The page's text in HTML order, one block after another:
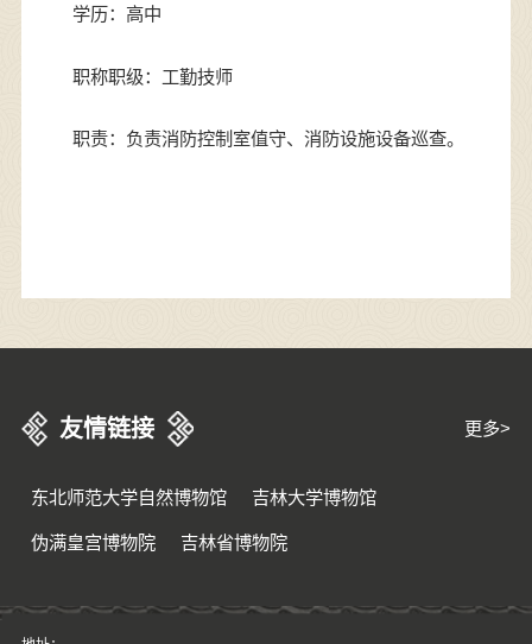
学历：高中
职称职级：工勤技师
职责： 负责消防控制室值守、消防设施设备巡查。
友情链接
东北师范大学自然博物馆 吉林大学博物馆
伪满皇宫博物院 吉林省博物院
更多>